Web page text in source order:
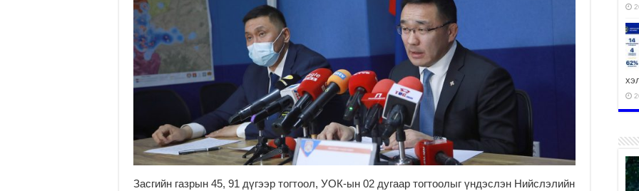
Засгийн газрын 45, 91 дүгээр тогтоол, УОК-ын 02 дугаар тогтоолыг үндэслэн Нийслэлийн